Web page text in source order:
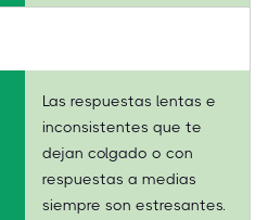
Las respuestas lentas e
inconsistentes que te
dejan colgado o con
respuestas a medias
siempre son estresantes.